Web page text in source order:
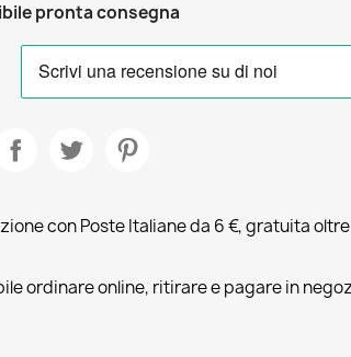
pronta consegna
con Poste Italiane da 6 €, gratuita
ordinare online, ritirare e pagare in